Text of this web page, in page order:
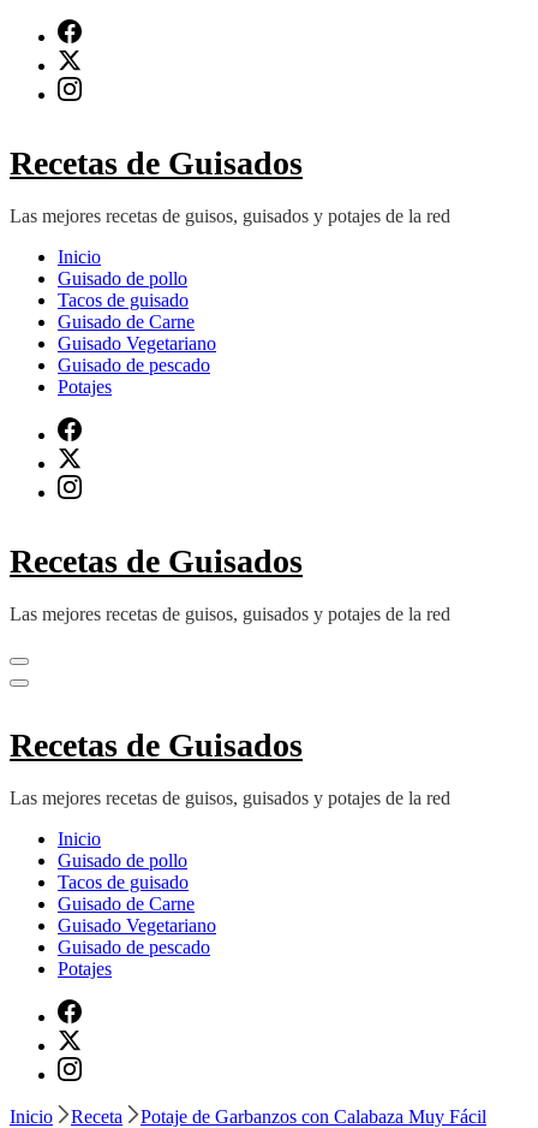
contenido
(presiona
Recetas de Guisados
Las mejores recetas de guisos, guisados y potajes de la red
Inicio
Guisado de pollo
Tacos de guisado
Guisado de Carne
Guisado Vegetariano
Guisado de pescado
Potajes
Recetas de Guisados
Las mejores recetas de guisos, guisados y potajes de la red
Recetas de Guisados
Las mejores recetas de guisos, guisados y potajes de la red
Inicio
Guisado de pollo
Tacos de guisado
Guisado de Carne
Guisado Vegetariano
Guisado de pescado
Potajes
Inicio Receta Potaje de Garbanzos con Calabaza Muy Fácil